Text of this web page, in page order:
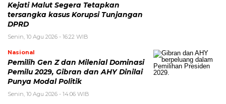
Kejati Malut Segera Tetapkan
tersangka kasus Korupsi Tunjangan
DPRD
Senin, 10 Agu 2026 - 16:22 WIB
Nasional
Pemilih Gen Z dan Milenial Dominasi
Pemilu 2029, Gibran dan AHY Dinilai
Punya Modal Politik
Senin, 10 Agu 2026 - 14:06 WIB